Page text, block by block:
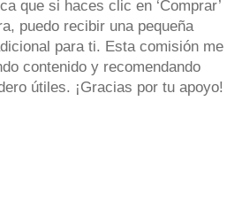
que si haces clic en ‘Comprar’
puedo recibir una pequeña
para ti. Esta comisión me
contenido y recomendando
útiles. ¡Gracias por tu apoyo!